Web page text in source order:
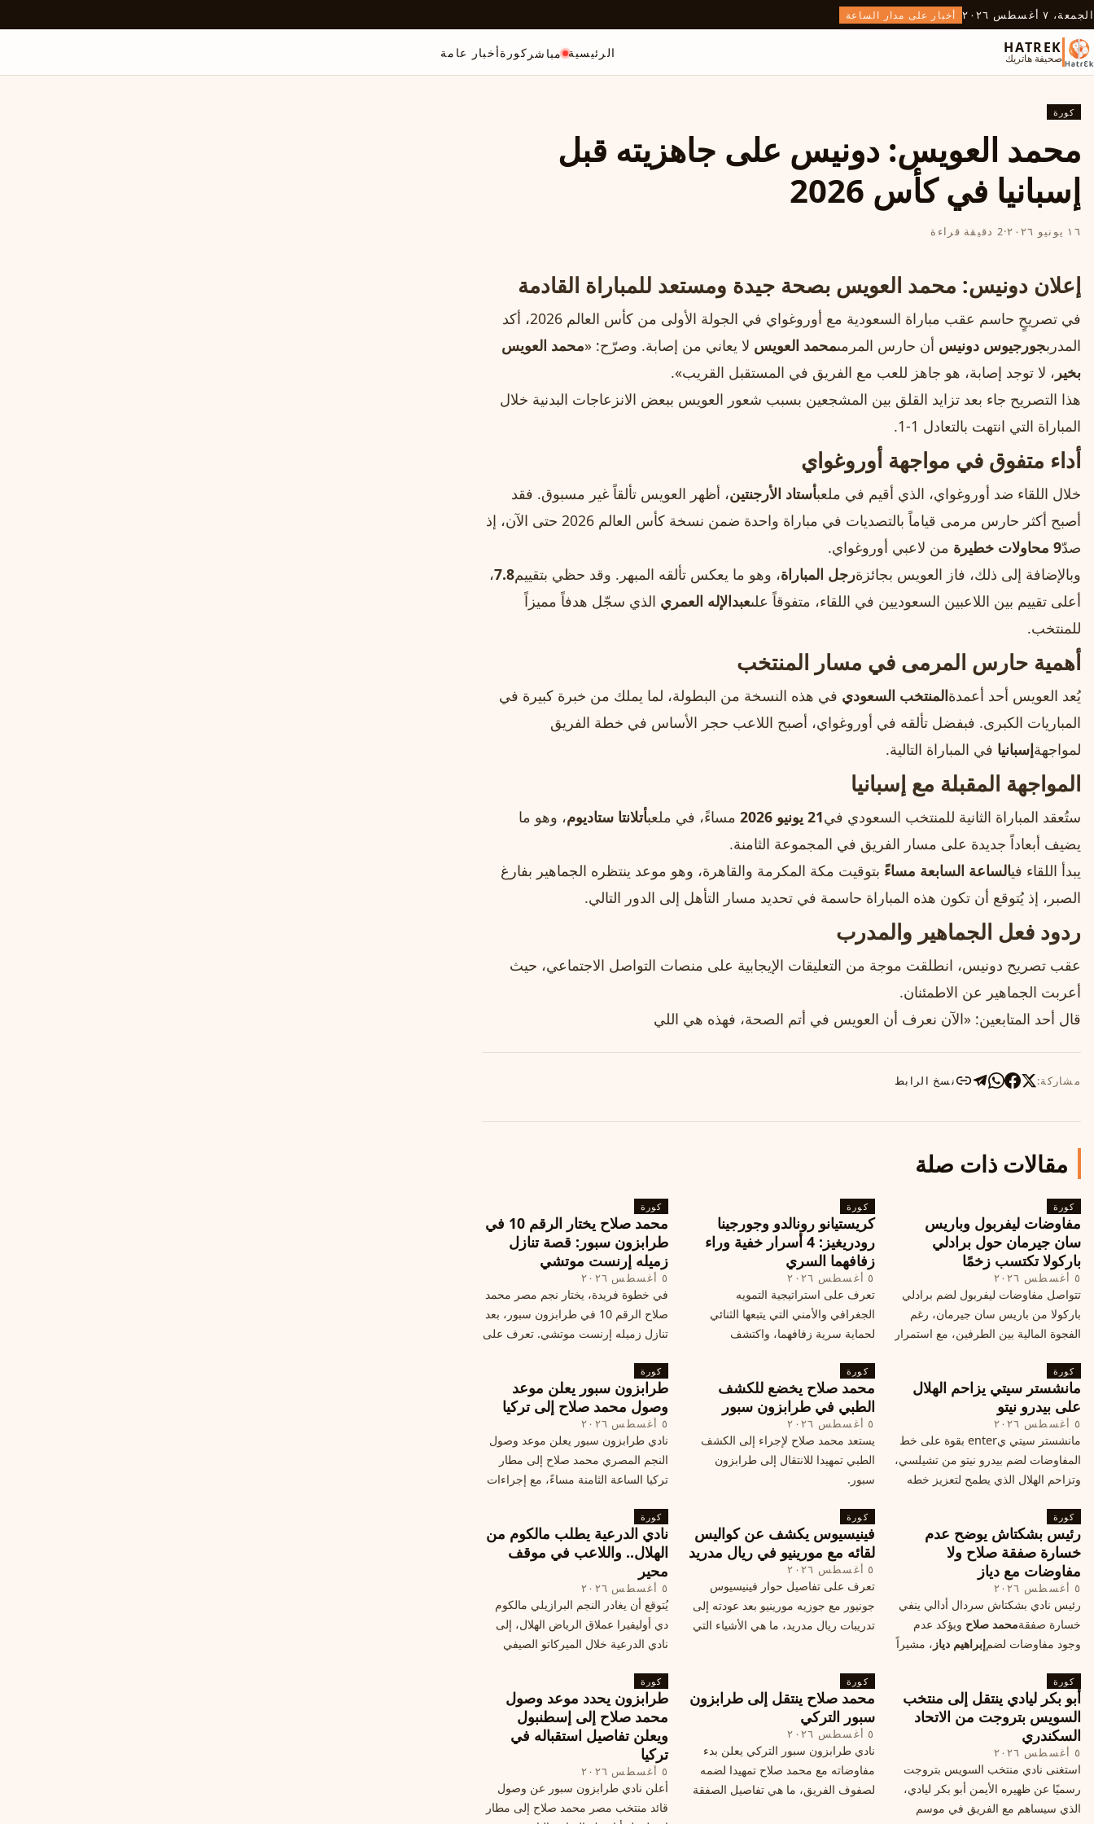
الجمعة، ٧ أغسطس ٢٠٢٦ أخبار على مدار الساعة
HATREK
صحيفة هاتريك الرئيسية مباشر كورةأخبار عامة
كورة
محمد العويس: دونيس على جاهزيته قبل
إسبانيا في كأس 2026
١٦ يونيو ٢٠٢٦ ·2 دقيقة قراءة
إعلان دونيس: محمد العويس بصحة جيدة ومستعد للمباراة القادمة
في تصريحٍ حاسم عقب مباراة السعودية مع أوروغواي في الجولة الأولى من كأس العالم 2026، أكد
المدربجورجيوس دونيس أن حارس المرمىمحمد العويس لا يعاني من إصابة. وصرّح: «محمد العويس
بخير ، لا توجد إصابة، هو جاهز للعب مع الفريق في المستقبل القريب».
هذا التصريح جاء بعد تزايد القلق بين المشجعين بسبب شعور العويس ببعض الانزعاجات البدنية خلال
المباراة التي انتهت بالتعادل 1-1.
أداء متفوق في مواجهة أوروغواي
خلال اللقاء ضد أوروغواي، الذي أقيم في ملعبأستاد الأرجنتين، أظهر العويس تألقاً غير مسبوق. فقد
أصبح أكثر حارس مرمى قياماً بالتصديات في مباراة واحدة ضمن نسخة كأس العالم 2026 حتى الآن، إذ
صدّ9 محاولات خطيرة
من لاعبي أوروغواي.
وبالإضافة إلى ذلك، فاز العويس بجائزةرجل المباراة، وهو ما يعكس تألقه المبهر. وقد حظي بتقييم7.8،
أعلى تقييم بين اللاعبين السعوديين في اللقاء، متفوقاً علىعبدالإله العمري الذي سجّل هدفاً مميزاً
للمنتخب.
أهمية حارس المرمى في مسار المنتخب
يُعد العويس أحد أعمدةالمنتخب السعودي في هذه النسخة من البطولة، لما يملك من خبرة كبيرة في
المباريات الكبرى. فبفضل تألقه في أوروغواي، أصبح اللاعب حجر الأساس في خطة الفريق
لمواجهةإسبانيا في المباراة التالية.
المواجهة المقبلة مع إسبانيا
ستُعقد المباراة الثانية للمنتخب السعودي في21 يونيو 2026 مساءً، في ملعبأتلانتا ستاديوم، وهو ما
يضيف أبعاداً جديدة على مسار الفريق في المجموعة الثامنة.
يبدأ اللقاء فيالساعة السابعة مساءً بتوقيت مكة المكرمة والقاهرة، وهو موعد ينتظره الجماهير بفارغ
الصبر، إذ يُتوقع أن تكون هذه المباراة حاسمة في تحديد مسار التأهل إلى الدور التالي.
ردود فعل الجماهير والمدرب
عقب تصريح دونيس، انطلقت موجة من التعليقات الإيجابية على منصات التواصل الاجتماعي، حيث
أعربت الجماهير عن الاطمئنان.
قال أحد المتابعين: «الآن نعرف أن العويس في أتم الصحة، فهذه هي اللي
مشاركة: نسخ الرابط
مقالات ذات صلة
كورة
مفاوضات ليفربول وباريس
سان جيرمان حول برادلي
باركولا تكتسب زخمًا
٥ أغسطس ٢٠٢٦
تتواصل مفاوضات ليفربول لضم برادلي
باركولا من باريس سان جيرمان، رغم
الفجوة المالية بين الطرفين، مع استمرار
إغلاق سوق الانتقالات
كورة
كريستيانو رونالدو وجورجينا
رودريغيز: 4 أسرار خفية وراء
زفافهما السري
٥ أغسطس ٢٠٢٦
تعرف على استراتيجية التمويه
الجغرافي والأمني التي يتبعها الثنائي
لحماية سرية زفافهما، واكتشف
في البرتغال، واعرف ما هي الخطوات
القادمة في هذا الحدث العالمي
كورة
محمد صلاح يختار الرقم 10 في
طرابزون سبور: قصة تنازل
زميله إرنست موتشي
٥ أغسطس ٢٠٢٦
في خطوة فريدة، يختار نجم مصر محمد
صلاح الرقم 10 في طرابزون سبور، بعد
تنازل زميله إرنست موتشي. تعرف على
كورة
مانشستر سيتي يزاحم الهلال
على بيدرو نيتو
٥ أغسطس ٢٠٢٦
مانشستر سيتي يenter بقوة على خط
المفاوضات لضم بيدرو نيتو من تشيلسي،
وتزاحم الهلال الذي يطمح لتعزيز خطه
كورة
محمد صلاح يخضع للكشف
الطبي في طرابزون سبور
٥ أغسطس ٢٠٢٦
يستعد محمد صلاح لإجراء إلى الكشف
الطبي تمهيدا للانتقال إلى طرابزون
سبور.
كورة
طرابزون سبور يعلن موعد
وصول محمد صلاح إلى تركيا
٥ أغسطس ٢٠٢٦
نادي طرابزون سبور يعلن موعد وصول
النجم المصري محمد صلاح إلى مطار
تركيا الساعة الثامنة مساءً، مع إجراءات
جديد ومكافآت مالية.
كورة
رئيس بشكتاش يوضح عدم
خسارة صفقة صلاح ولا
مفاوضات مع دياز
٥ أغسطس ٢٠٢٦
رئيس نادي بشكتاش سردال أدالي ينفي
خسارة صفقةمحمد صلاح ويؤكد عدم
وجود مفاوضات لضمإبراهيم دياز ، مشيراً
محتملة أخرى.
كورة
فينيسيوس يكشف عن كواليس
لقائه مع مورينيو في ريال مدريد
٥ أغسطس ٢٠٢٦
تعرف على تفاصيل حوار فينيسيوس
جونيور مع جوزيه مورينيو بعد عودته إلى
تدريبات ريال مدريد، ما هي الأشياء التي
كورة
نادي الدرعية يطلب مالكوم من
الهلال.. واللاعب في موقف
محير
٥ أغسطس ٢٠٢٦
يُتوقع أن يغادر النجم البرازيلي مالكوم
دي أوليفيرا عملاق الرياض الهلال، إلى
نادي الدرعية خلال الميركاتو الصيفي
هذا الانتقال، وسط تقارير تفيد أن الهلال
يرحب بفراقته.
كورة
أبو بكر ليادي ينتقل إلى منتخب
السويس بتروجت من الاتحاد
السكندري
٥ أغسطس ٢٠٢٦
استغنى نادي منتخب السويس بتروجت
رسميًا عن ظهيره الأيمن أبو بكر ليادي،
الذي سيساهم مع الفريق في موسم
كورة
محمد صلاح ينتقل إلى طرابزون
سبور التركي
٥ أغسطس ٢٠٢٦
نادي طرابزون سبور التركي يعلن بدء
مفاوضاته مع محمد صلاح تمهيدا لضمه
لصفوف الفريق، ما هي تفاصيل الصفقة
كورة
طرابزون يحدد موعد وصول
محمد صلاح إلى إسطنبول
ويعلن تفاصيل استقباله في
تركيا
٥ أغسطس ٢٠٢٦
أعلن نادي طرابزون سبور عن وصول
قائد منتخب مصر محمد صلاح إلى مطار